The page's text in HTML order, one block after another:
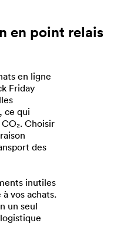
en point relais
en ligne
Friday
ce qui
Choisir
des
inutiles
vos achats.
un seul